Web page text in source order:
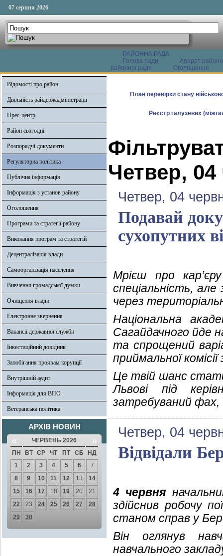
07 серпня 2026
РАЙОННА РАДА
Голова ради
Апарат
районної ради
Оголошення
Відомості про район
Діяльність райдержадміністрації
Прес-центр
Район сьогодні
Розпорядчі документи
Регуляторна політика
Публічна інформація
Інформація з установ району
Оголошення
Програми та стратегії району
Виконання програм та стратегій
Децентралізація влади
Самоорганізація населення
Вивчення громадської думки
Очищення влади
Електронне звернення
Вакансії державної служби
Інвестиційний довідник
Запобігання проявам корупції
Внутрішній аудит
Інформація для ВПО
Ветеранська політика
АРХІВ НОВИН
« ЧЕРВЕНЬ 2026 »
ПН ВТ СР ЧТ ПТ СБ
НД
1
2 3 4 5 6
7
8
9 10 11 12 13
14
15
16 17 18 19 20
21
22
23 24 25 26 27
28
29
30
План перевірки стану
Реєстр галузевих
Четвер,
Четвер, 04
Подавай
сухопутних
Мрієш про
спеціальність,
через
Національна
Сагайдачного йде
та спрощений
приймальної комісії
Це твій шанс
Львові під
затребуваний фах,
Четвер, 04
Відвідали
4 червня
здійснив робочу
станом справ у
Він оглянув
навчального